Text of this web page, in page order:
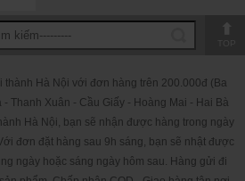
thành Hà Nội với đơn hàng trên 200.000đ (Ba
Thanh Xuân - Cầu Giấy - Hoàng Mai - Hai Bà
Hà Nội, bạn sẽ nhận được hàng trong ngày
đơn đặt hàng sau 9h sáng, bạn sẽ nhật được
ngày hoặc sáng ngày hôm sau. Hàng gửi đi